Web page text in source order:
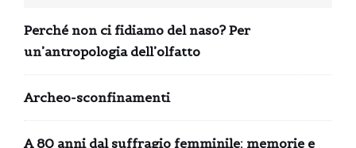
Perché non ci fidiamo del naso? Per
un’antropologia dell’olfatto
Archeo-sconfinamenti
A 80 anni dal suffragio femminile: memorie e